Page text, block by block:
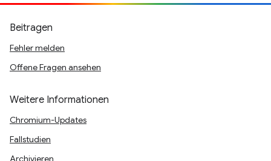
Beitragen
Fehler melden
Offene Fragen ansehen
Weitere Informationen
Chromium-Updates
Fallstudien
Archivieren